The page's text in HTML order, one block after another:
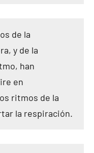
de la
y de la
han
en
ritmos de la
la respiración.